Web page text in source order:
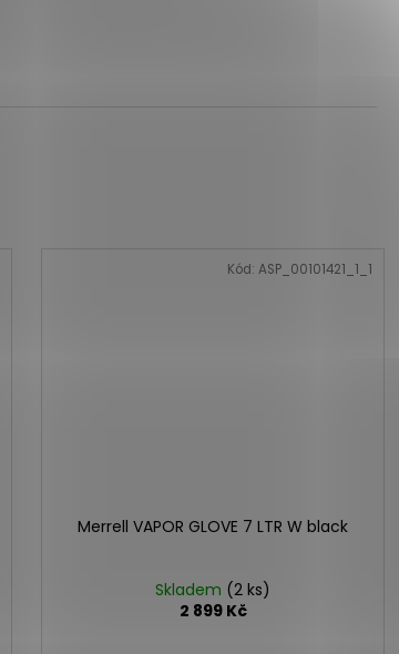
Merrell VAPOR GLOVE 7 LTR W black
Skladem (2 ks)
2 899 Kč
Kód: ASP_00101421_1_1